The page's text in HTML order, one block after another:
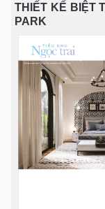
THIẾT KẾ BIỆT
PARK